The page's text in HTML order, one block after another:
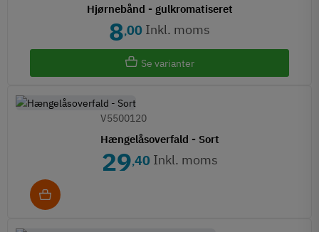
Hjørnebånd - gulkromatiseret
8,00 Inkl. moms
Se varianter
Hængelåsoverfald - Sort
V5500120
29,40 Inkl. moms